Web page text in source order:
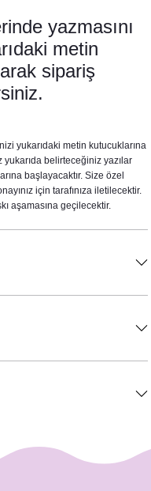
Konsept Menü Kartı
yazmasını
metin
sipariş
yukarıdaki metin kutucuklarına
belirteceğiniz yazılar
başlayacaktır. Size özel
için tarafınıza iletilecektir.
aşamasına geçilecektir.